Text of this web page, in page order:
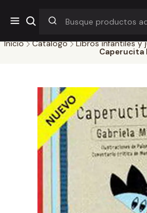
¡Por pocos días! Despacho a
$38.000
Inicio Catálogo Libros infantiles y
Caperucita